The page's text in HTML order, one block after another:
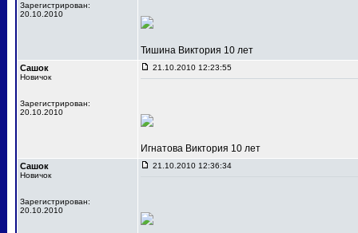
Зарегистрирован:
20.10.2010
Тишина Виктория 10 лет
Сашок
Новичок
Зарегистрирован:
20.10.2010
21.10.2010 12:23:55
Игнатова Виктория 10 лет
Сашок
Новичок
Зарегистрирован:
20.10.2010
21.10.2010 12:36:34